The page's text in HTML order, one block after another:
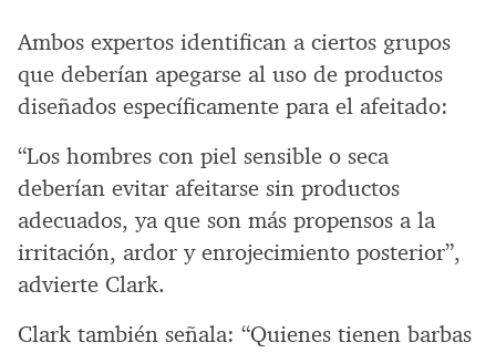
Ambos expertos identifican a ciertos grupos
que deberían apegarse al uso de productos
diseñados específicamente para el afeitado:
“Los hombres con piel sensible o seca
deberían evitar afeitarse sin productos
adecuados, ya que son más propensos a la
irritación, ardor y enrojecimiento posterior”,
advierte Clark.
Clark también señala: “Quienes tienen barbas